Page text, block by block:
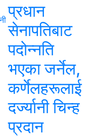
प्रधान
सेनापतिबाट
पदोन्नति
भएका जर्नेल,
कर्णेलहरूलाई
दर्ज्यानी चिन्ह
प्रदान